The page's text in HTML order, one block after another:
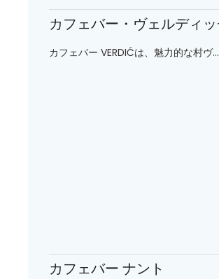
カフェバー・ヴェルディ
カフェバー VERDIĆは、魅力的な村ヴ...
カフェバー ナント